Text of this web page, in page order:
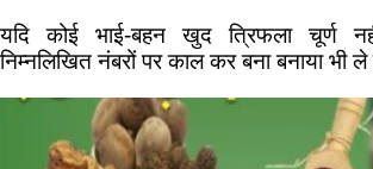
यदि कोई भाई-बहन खुद त्रिफला चूर्ण
निम्नलिखित नंबरों पर काल कर बना बनाया भी